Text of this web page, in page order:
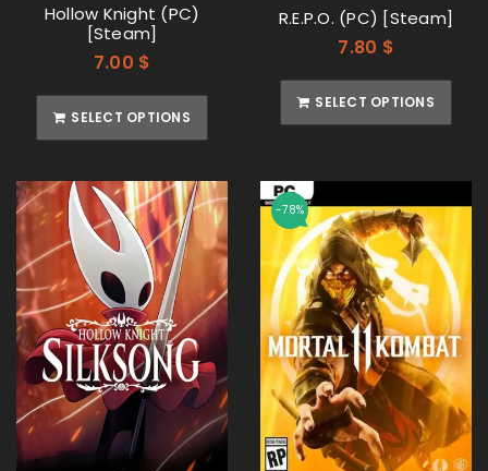
Hollow Knight (PC)
[Steam]
7.00 $
SELECT OPTIONS
R.E.P.O. (PC) [Steam]
7.80 $
SELECT OPTIONS
-78%